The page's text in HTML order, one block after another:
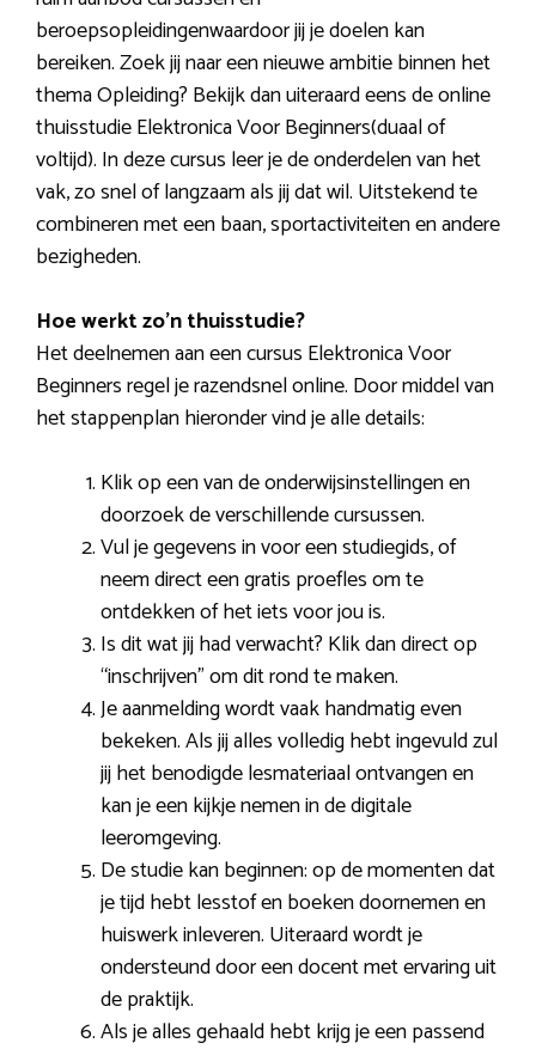
beroepsopleidingenwaardoor jij je doelen kan
bereiken. Zoek jij naar een nieuwe ambitie binnen het
thema Opleiding? Bekijk dan uiteraard eens de online
thuisstudie Elektronica Voor Beginners(duaal of
voltijd). In deze cursus leer je de onderdelen van het
vak, zo snel of langzaam als jij dat wil. Uitstekend te
combineren met een baan, sportactiviteiten en andere
bezigheden.
Hoe werkt zo’n thuisstudie?
Het deelnemen aan een cursus Elektronica Voor
Beginners regel je razendsnel online. Door middel van
het stappenplan hieronder vind je alle details:
Klik op een van de onderwijsinstellingen en
doorzoek de verschillende cursussen.
Vul je gegevens in voor een studiegids, of
neem direct een gratis proefles om te
ontdekken of het iets voor jou is.
Is dit wat jij had verwacht? Klik dan direct op
“inschrijven” om dit rond te maken.
Je aanmelding wordt vaak handmatig even
bekeken. Als jij alles volledig hebt ingevuld zul
jij het benodigde lesmateriaal ontvangen en
kan je een kijkje nemen in de digitale
leeromgeving.
De studie kan beginnen: op de momenten dat
je tijd hebt lesstof en boeken doornemen en
huiswerk inleveren. Uiteraard wordt je
ondersteund door een docent met ervaring uit
de praktijk.
Als je alles gehaald hebt krijg je een passend